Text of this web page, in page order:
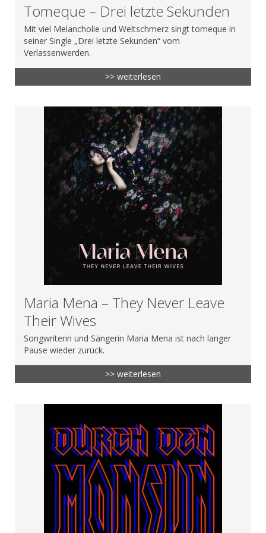
Tomeque – Drei letzte Sekunden
Mit viel Melancholie und Weltschmerz singt tomeque in
seiner Single „Drei letzte Sekunden“ vom
Verlassenwerden.
>> weiterlesen
Maria Mena – They Never Leave
Their Wives
Songwriterin und Sängerin Maria Mena ist nach langer
Pause wieder zurück.
>> weiterlesen